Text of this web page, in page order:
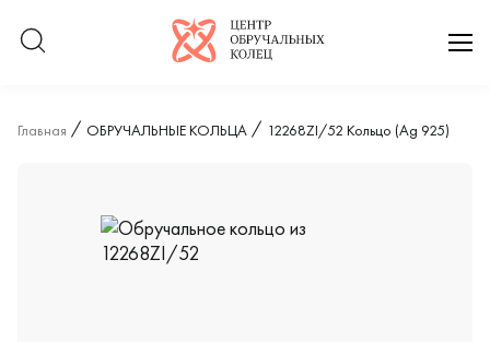
Логотип компании
Главная ОБРУЧАЛЬНЫЕ КОЛЬЦА 12268ZI/52 Кольцо (Ag 925)